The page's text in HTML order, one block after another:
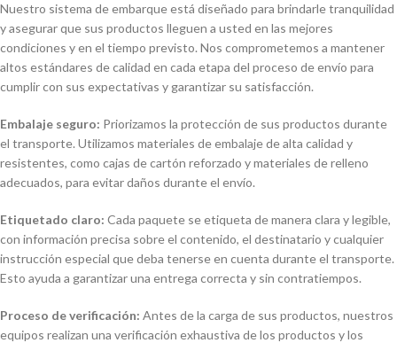
Nuestro sistema de embarque está diseñado para brindarle tranquilidad
y asegurar que sus productos lleguen a usted en las mejores
condiciones y en el tiempo previsto. Nos comprometemos a mantener
altos estándares de calidad en cada etapa del proceso de envío para
cumplir con sus expectativas y garantizar su satisfacción.
Embalaje seguro: Priorizamos la protección de sus productos durante
el transporte. Utilizamos materiales de embalaje de alta calidad y
resistentes, como cajas de cartón reforzado y materiales de relleno
adecuados, para evitar daños durante el envío.
Etiquetado claro: Cada paquete se etiqueta de manera clara y legible,
con información precisa sobre el contenido, el destinatario y cualquier
instrucción especial que deba tenerse en cuenta durante el transporte.
Esto ayuda a garantizar una entrega correcta y sin contratiempos.
Proceso de verificación: Antes de la carga de sus productos, nuestros
equipos realizan una verificación exhaustiva de los productos y los